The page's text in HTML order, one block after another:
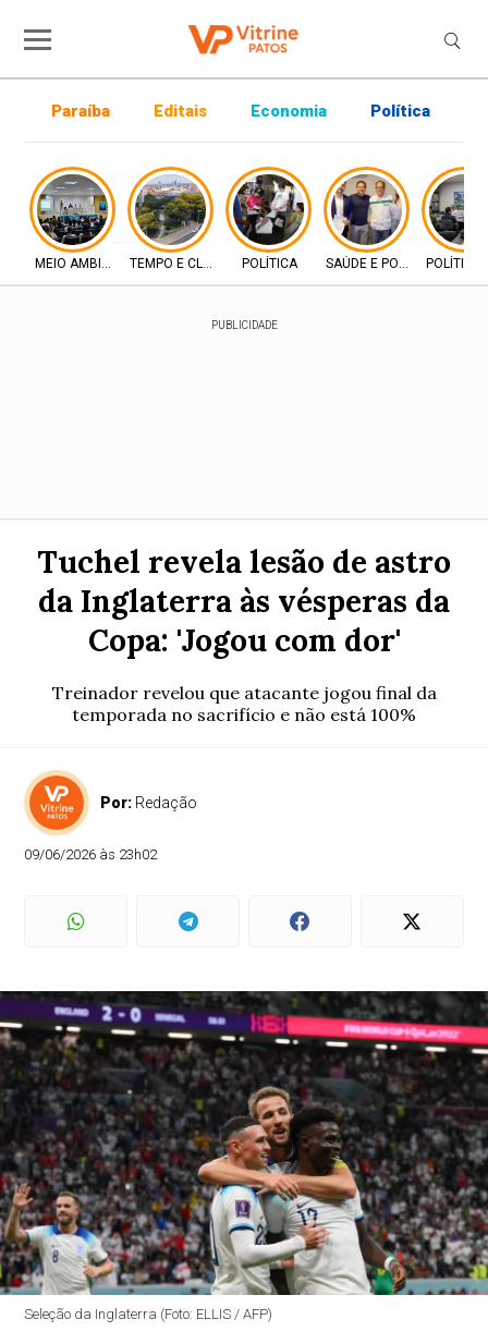
Paraíba Editais Economia Política
MEIO AMBIENTETEMPO E CLIMA POLÍTICA SAÚDE E POLÍTICAPOLÍTICA
PUBLICIDADE
Tuchel revela lesão de astro
da Inglaterra às vésperas da
Copa: 'Jogou com dor'
Treinador revelou que atacante jogou final da
temporada no sacrifício e não está 100%
Por: Redação
09/06/2026 às 23h02
Seleção da Inglaterra (Foto: ELLIS / AFP)